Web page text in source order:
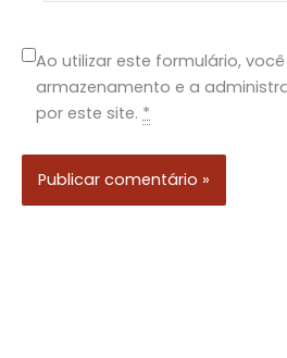
Ao utilizar este formulário,
armazenamento e a
por este site. *